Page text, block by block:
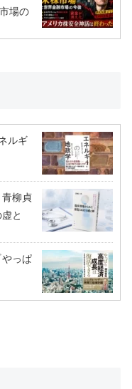
場の
ルギ
青柳貞
と
っぱ